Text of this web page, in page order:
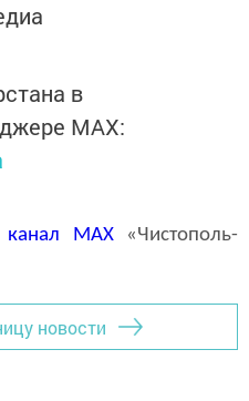
в
MАХ:
канал MAX«Чистополь-
новости